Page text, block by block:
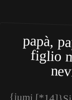
papà,
figlio